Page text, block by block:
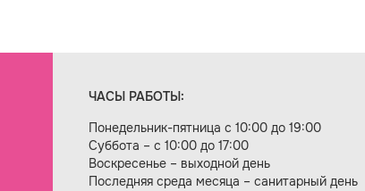
ЧАСЫ РАБОТЫ:
Понедельник-пятница с 10:00 до 19:00
Суббота – с 10:00 до 17:00
Воскресенье – выходной день
Последняя среда месяца – санитарный день